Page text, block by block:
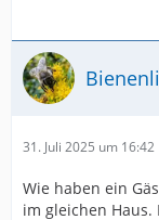
31. Juli 2025 um 16:42
Wie haben ein
im gleichen Haus.